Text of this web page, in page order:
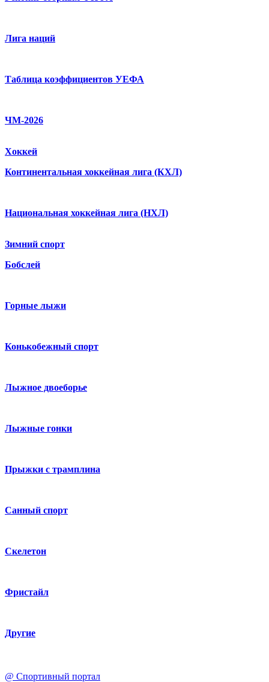
Лига наций
Таблица коэффициентов УЕФА
ЧМ-2026
Хоккей
Континентальная хоккейная лига (КХЛ)
Национальная хоккейная лига (НХЛ)
Зимний спорт
Бобслей
Горные лыжи
Конькобежный спорт
Лыжное двоеборье
Лыжные гонки
Прыжки с трамплина
Санный спорт
Скелетон
Фристайл
Другие
@ Спортивный портал